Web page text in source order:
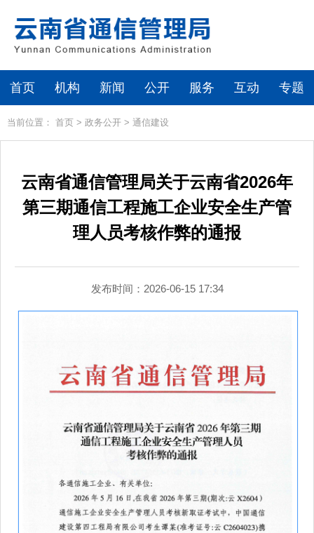
首页 机构 新闻 公开 服务 互动 专题
当前位置： 首页 > 政务公开 > 通信建设
云南省通信管理局关于云南省2026年
第三期通信工程施工企业安全生产管
理人员考核作弊的通报
发布时间：2026-06-15 17:34